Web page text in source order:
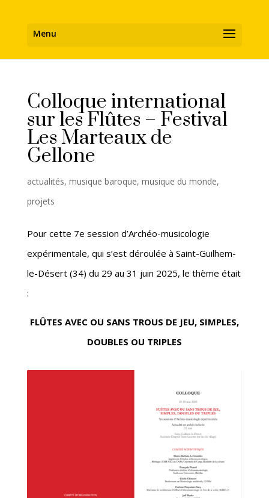
Colloque international
sur les Flûtes – Festival
Les Marteaux de
Gellone
actualités, musique baroque, musique du monde,
projets
Pour cette 7e session d’Archéo-musicologie
expérimentale, qui s’est déroulée à Saint-Guilhem-
le-Désert (34) du 29 au 31 juin 2025, le thème était
:
FLÛTES AVEC OU SANS TROUS DE JEU, SIMPLES,
DOUBLES OU TRIPLES